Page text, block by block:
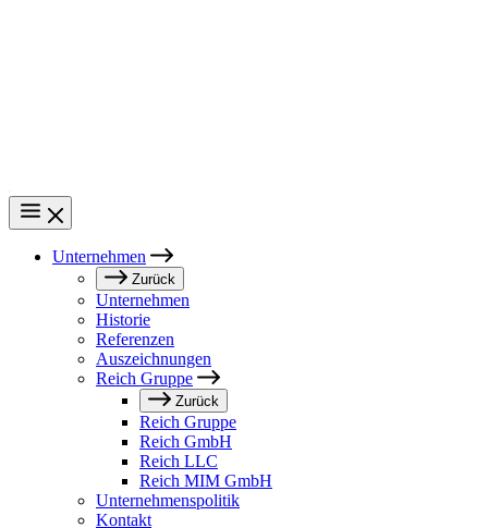
navigation
Unternehmen
Zurück
Unternehmen
Historie
Referenzen
Auszeichnungen
Reich Gruppe
Zurück
Reich Gruppe
Reich GmbH
Reich LLC
Reich MIM GmbH
Unternehmenspolitik
Kontakt